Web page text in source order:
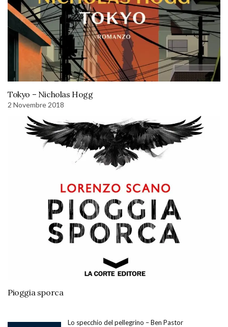
Tokyo – Nicholas Hogg
2 Novembre 2018
Pioggia sporca
Lo specchio del pellegrino – Ben Pastor